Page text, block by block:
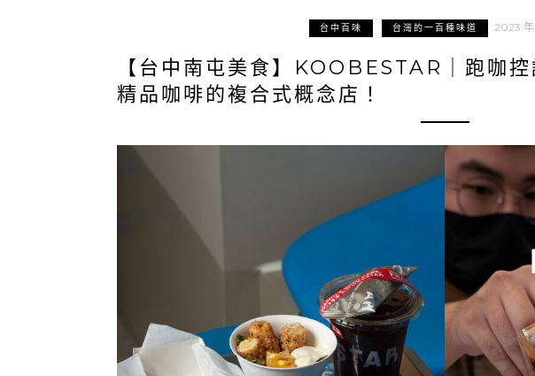
台中百味 台灣的一百種味道 2023 年
【台中南屯美食】KOOBESTAR｜跑咖控
精品咖啡的複合式概念店！